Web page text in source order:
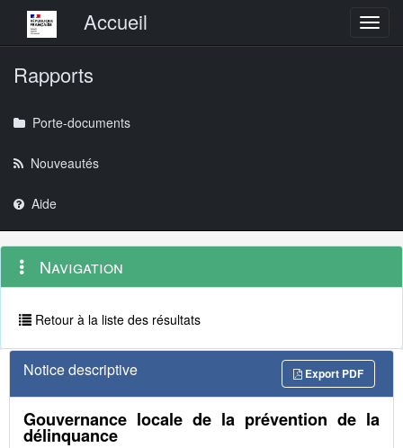
Menu principalAccueil
Rapports
Porte-documents
Nouveautés
Aide
Navigation
outils
Menu
contextuel
Navigation
Retour à la liste des résultats
Notice descriptive Export PDF
Gouvernance locale de la prévention de la
délinquance